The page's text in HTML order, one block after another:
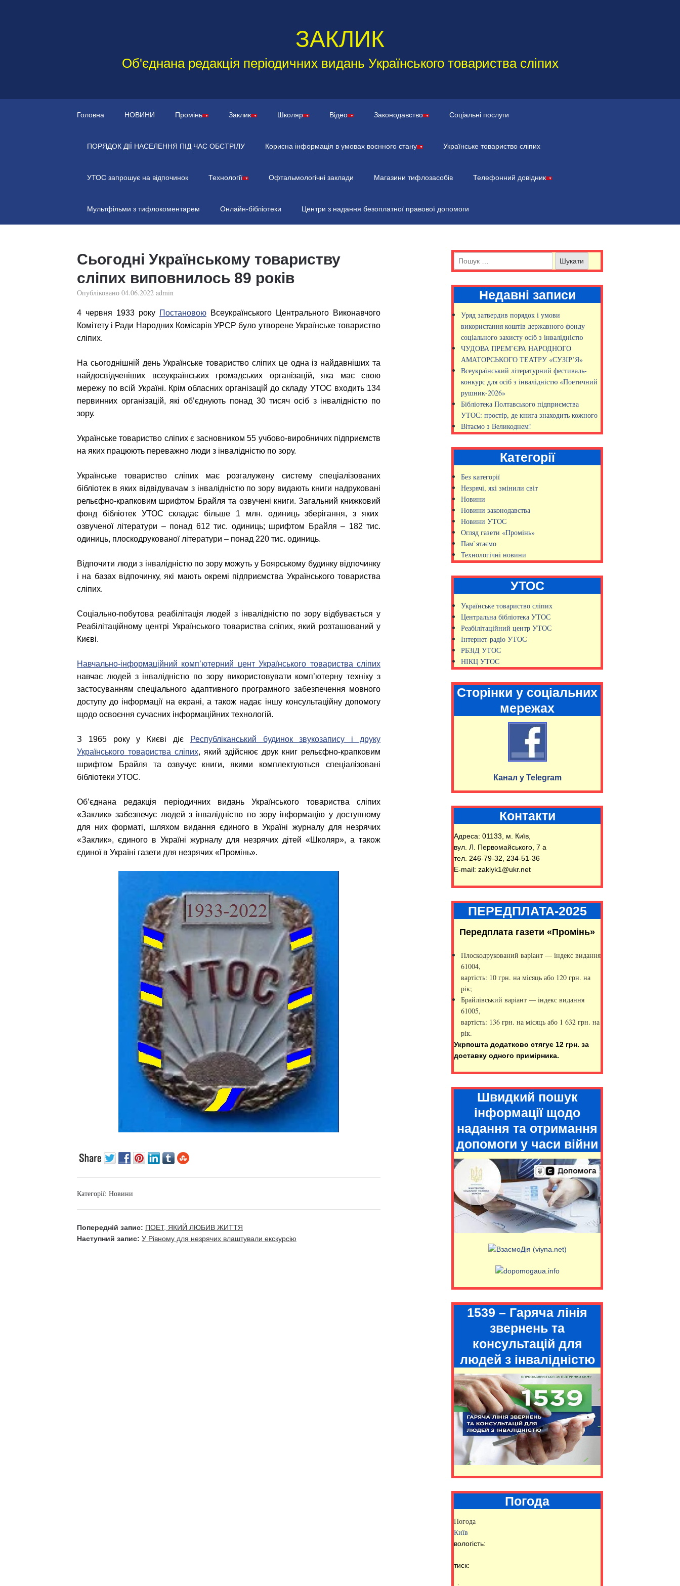
ЗАКЛИК
Об'єднана редакція періодичних видань Українського товариства сліпих
Головна НОВИНИ Промінь Заклик Школяр Відео Законодавство Соціальні послуги
ПОРЯДОК ДІЇ НАСЕЛЕННЯ ПІД ЧАС ОБСТРІЛУ Корисна інформація в умовах воєнного стану Українське товариство сліпих
УТОС запрошує на відпочинок Технології Офтальмологічні заклади Магазини тифлозасобів Телефонний довідник
Мультфільми з тифлокоментарем Онлайн-бібліотеки Центри з надання безоплатної правової допомоги
Сьогодні Українському товариству
сліпих виповнилось 89 років
Опубліковано 04.06.2022 admin
4 червня 1933 року Постановою Всеукраїнського Центрального Виконавчого
Комітету і Ради Народних Комісарів УРСР було утворене Українське товариство
сліпих.
На сьогоднішній день Українське товариство сліпих це одна із найдавніших та
найдосвідченіших всеукраїнських громадських організацій, яка має свою
мережу по всій Україні. Крім обласних організацій до складу УТОС входить 134
первинних організацій, які об’єднують понад 30 тисяч осіб з інвалідністю по
зору.
Українське товариство сліпих є засновником 55 учбово-виробничих підприємств
на яких працюють переважно люди з інвалідністю по зору.
Українське товариство сліпих має розгалужену систему спеціалізованих
бібліотек в яких відвідувачам з інвалідністю по зору видають книги надруковані
рельєфно-крапковим шрифтом Брайля та озвучені книги. Загальний книжковий
фонд бібліотек УТОС складає більше 1 млн. одиниць зберігання, з яких
озвученої літератури – понад 612 тис. одиниць; шрифтом Брайля – 182 тис.
одиниць, плоскодрукованої літератури – понад 220 тис. одиниць.
Відпочити люди з інвалідністю по зору можуть у Боярському будинку відпочинку
і на базах відпочинку, які мають окремі підприємства Українського товариства
сліпих.
Соціально-побутова реабілітація людей з інвалідністю по зору відбувається у
Реабілітаційному центрі Українського товариства сліпих, який розташований у
Києві.
Навчально-інформаційний комп’ютерний цент Українського товариства сліпих
навчає людей з інвалідністю по зору використовувати комп’ютерну техніку з
застосуванням спеціального адаптивного програмного забезпечення мовного
доступу до інформації на екрані, а також надає іншу консультаційну допомогу
щодо освоєння сучасних інформаційних технологій.
З 1965 року у Києві діє
Республіканський будинок звукозапису і друку
Українського товариства сліпих, який здійснює друк книг рельєфно-крапковим
шрифтом Брайля та озвучує книги, якими комплектуються спеціалізовані
бібліотеки УТОС.
Об’єднана редакція періодичних видань Українського товариства сліпих
«Заклик» забезпечує людей з інвалідністю по зору інформацію у доступному
для них форматі, шляхом видання єдиного в Україні журналу для незрячих
«Заклик», єдиного в Україні журналу для незрячих дітей «Школяр», а також
єдиної в Україні газети для незрячих «Промінь».
Категорії: Новини
Попередній запис: ПОЕТ, ЯКИЙ ЛЮБИВ ЖИТТЯ
Наступний запис: У Рівному для незрячих влаштували екскурсію
Недавні записи
Уряд затвердив порядок і умови
використання коштів державного фонду
соціального захисту осіб з інвалідністю
ЧУДОВА ПРЕМ’ЄРА НАРОДНОГО
АМАТОРСЬКОГО ТЕАТРУ «СУЗІР’Я»
Всеукраїнський літературний фестиваль-
конкурс для осіб з інвалідністю «Поетичний
рушник-2026»
Бібліотека Полтавського підприємства
УТОС: простір, де книга знаходить кожного
Вітаємо з Великоднем!
Категорії
Без категорії
Незрячі, які змінили світ
Новини
Новини законодавства
Новини УТОС
Огляд газети «Промінь»
Пам`ятаємо
Технологічні новини
УТОС
Українське товариство сліпих
Центральна бібліотека УТОС
Реабілітаційний центр УТОС
Інтернет-радіо УТОС
РБЗіД УТОС
НІКЦ УТОС
Сторінки у соціальних
мережах
Канал у Telegram
Контакти
Адреса: 01133, м. Київ,
вул. Л. Первомайського, 7 а
тел. 246-79-32, 234-51-36
E-mail: zaklyk1@ukr.net
ПЕРЕДПЛАТА-2025
Передплата газети «Промінь»
Плоскодрукований варіант — індекс видання
61004,
вартість: 10 грн. на місяць або 120 грн. на
рік;
Брайлівський варіант — індекс видання
61005,
вартість: 136 грн. на місяць або 1 632 грн. на
рік.
Укрпошта додатково стягує 12 грн. за
доставку одного примірника.
Швидкий пошук
інформації щодо
надання та отримання
допомоги у часи війни
1539 – Гаряча лінія
звернень та
консультацій для
людей з інвалідністю
Погода
Погода
Київ
вологість:
тиск: